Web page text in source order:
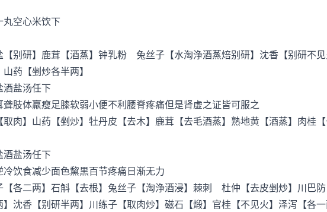
空心米饮下
别研】鹿茸【酒蒸】钟乳粉 兔丝子【水淘浄酒蒸焙别研】沈香【别研不
药【剉炒各半两】
盐汤任下
体羸瘦足膝软弱小便不利腰脊疼痛但是肾虚之证皆可服之
】山药【剉炒】牡丹皮【去木】鹿茸【去毛酒蒸】熟地黄【酒蒸】肉桂
盐汤任下
食减少面色黧黒百节疼痛日渐无力
二两】石斛【去根】兔丝子【淘浄酒浸】棘刺 杜仲【去皮剉炒】川巴防
沈香【别研半两】川练子【取肉炒】磁石【煅】官桂【不见火】泽泻【各一